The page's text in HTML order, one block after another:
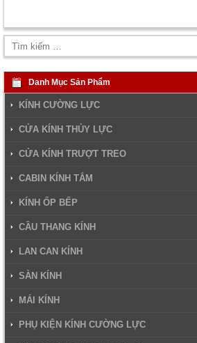
Danh Mục Sản Phẩm
KÍNH CƯỜNG LỰC
CỬA KÍNH THỦY LỰC
CỬA KÍNH TRƯỢT TREO
CABIN KÍNH TẮM
KÍNH ỐP BẾP
CẦU THANG KÍNH
LAN CAN KÍNH
SÀN KÍNH
MÁI KÍNH
PHỤ KIỆN KÍNH CƯỜNG LỰC